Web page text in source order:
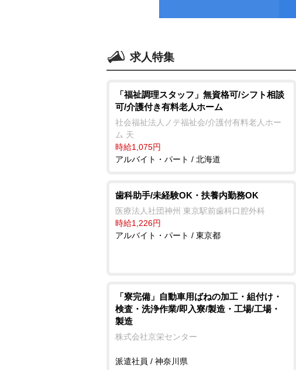
求人特集
「福祉調理スタッフ」無資格可/シフト相談
可/介護付き有料老人ホーム
社会福祉法人ノテ福祉会/介護付有料老人ホー
ム 天
時給1,075円
アルバイト・パート / 北海道
歯科助手/未経験OK・扶養内勤務OK
医療法人社団神州 東京駅前歯科口腔外科
時給1,226円
アルバイト・パート / 東京都
「寮完備」自動車用ばねの加工・組付け・
検査・洗浄作業/即入寮/製造・工場/工場・
製造
株式会社京栄センター
派遣社員 / 神奈川県